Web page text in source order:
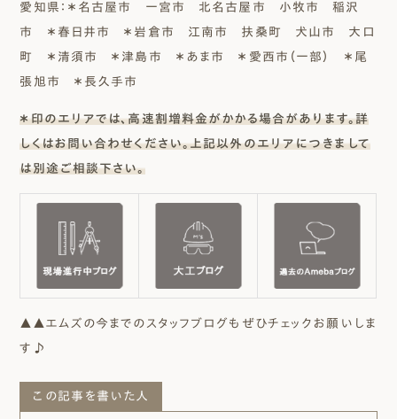
愛知県：＊名古屋市 一宮市 北名古屋市 小牧市 稲沢
市 ＊春日井市 ＊岩倉市 江南市 扶桑町 犬山市 大口
町 ＊清須市 ＊津島市 ＊あま市 ＊愛西市（一部） ＊尾
張旭市 ＊長久手市
＊印のエリアでは、高速割増料金がかかる場合があります。詳
しくはお問い合わせください。上記以外のエリアにつきまして
は別途ご相談下さい。
▲▲エムズの今までのスタッフブログもぜひチェックお願いしま
す♪
この記事を書いた人